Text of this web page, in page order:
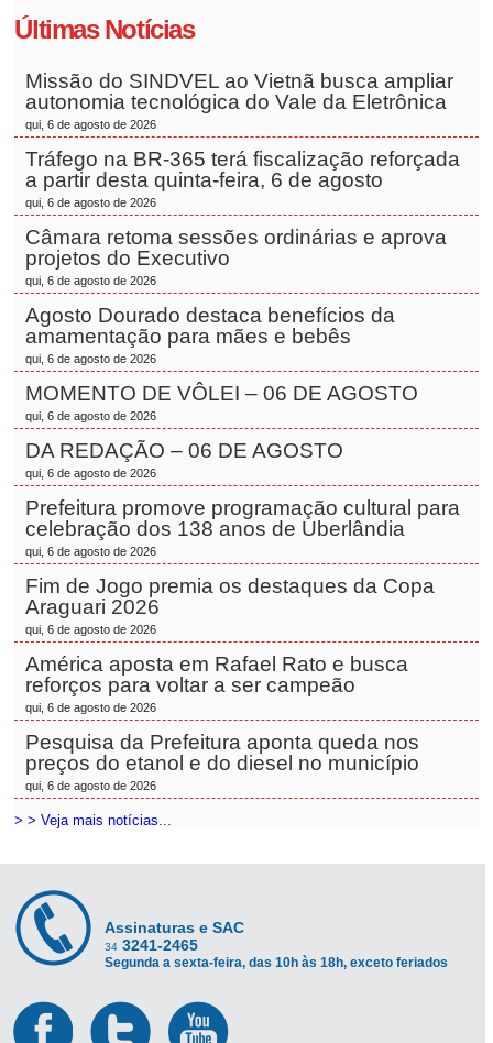
Últimas Notícias
Missão do SINDVEL ao Vietnã busca ampliar
autonomia tecnológica do Vale da Eletrônica
qui, 6 de agosto de 2026
Tráfego na BR-365 terá fiscalização reforçada
a partir desta quinta-feira, 6 de agosto
qui, 6 de agosto de 2026
Câmara retoma sessões ordinárias e aprova
projetos do Executivo
qui, 6 de agosto de 2026
Agosto Dourado destaca benefícios da
amamentação para mães e bebês
qui, 6 de agosto de 2026
MOMENTO DE VÔLEI – 06 DE AGOSTO
qui, 6 de agosto de 2026
DA REDAÇÃO – 06 DE AGOSTO
qui, 6 de agosto de 2026
Prefeitura promove programação cultural para
celebração dos 138 anos de Uberlândia
qui, 6 de agosto de 2026
Fim de Jogo premia os destaques da Copa
Araguari 2026
qui, 6 de agosto de 2026
América aposta em Rafael Rato e busca
reforços para voltar a ser campeão
qui, 6 de agosto de 2026
Pesquisa da Prefeitura aponta queda nos
preços do etanol e do diesel no município
qui, 6 de agosto de 2026
> > Veja mais notícias...
Assinaturas e SAC
34 3241-2465
Segunda a sexta-feira, das 10h às 18h, exceto feriados